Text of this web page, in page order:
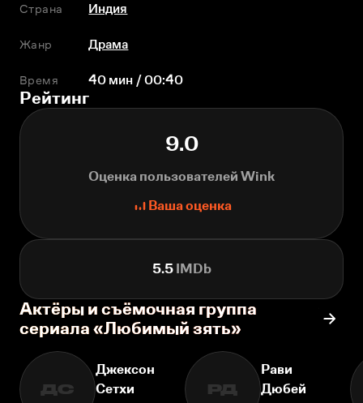
Страна
Индия
Жанр Драма
Время 40 мин / 00:40
Рейтинг
9.0
Оценка пользователей Wink
Ваша оценка
5.5IMDb
Актёры и съёмочная группа
сериала «Любимый зять»
ДС
Джексон
Сетхи
РД
Рави
Дюбей